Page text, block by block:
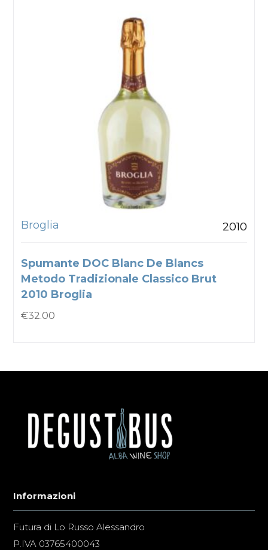
Broglia 2010
Spumante DOC Blanc De Blancs
Metodo Tradizionale Classico Brut
2010 Broglia
€32.00
Informazioni
Futura di Lo Russo Alessandro
P.IVA 03765400043